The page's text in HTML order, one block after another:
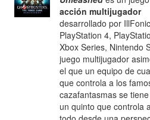
acción multijugador
desarrollado por
PlayStation 4,
Xbox Series, Nintendo
juego multijugador
el que un equipo de
que controla a los
cazafantasmas se
un quinto que controla